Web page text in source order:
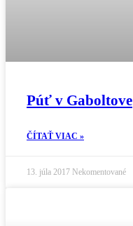
Púť v Gaboltove
ČÍTAŤ VIAC »
13. júla 2017 Nekomentované